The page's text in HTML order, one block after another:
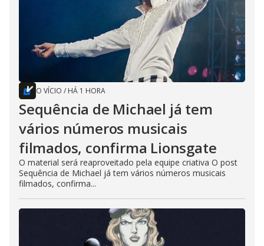
O VÍCIO / HÁ 1 HORA
Sequência de Michael já tem
vários números musicais
filmados, confirma Lionsgate
O material será reaproveitado pela equipe criativa O post
Sequência de Michael já tem vários números musicais
filmados, confirma...